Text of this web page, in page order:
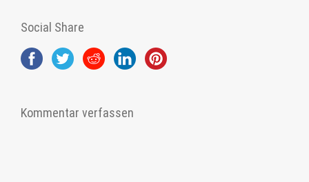
Social Share
Kommentar verfassen